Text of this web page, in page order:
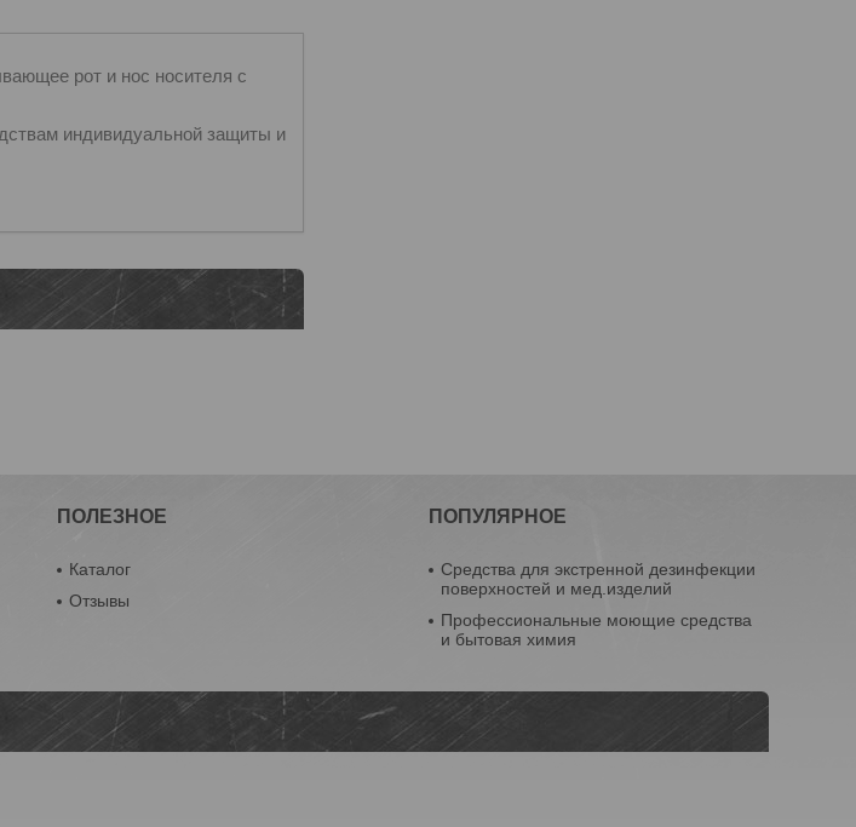
рот и нос носителя c
индивидуальной защиты и
ПОЛЕЗНОЕ
Каталог
Отзывы
ПОПУЛЯРНОЕ
Средства для экстренной дезинфекции
поверхностей и мед.изделий
Профессиональные моющие средства
и бытовая химия